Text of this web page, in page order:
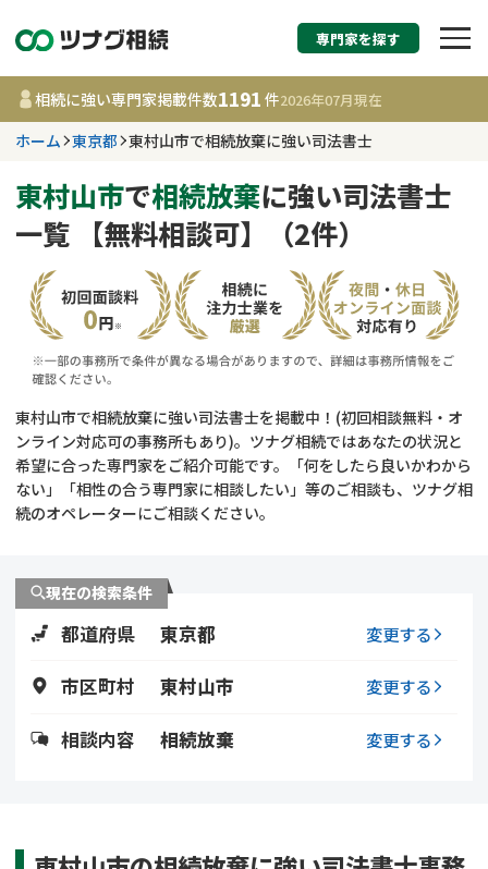
相続税申告・相続手
す
東京都
事務所 1191
相談内容で探す
相続登記
遺留分侵害額請求
コラム
相続手続き
専門家を探す
相続に強い専門家掲載件数1191 件2026年07月現在
ホーム 東京都 東村山市で相続放棄に強い司法書士
東村山市で相続放棄に強い司法書士
一覧 【無料相談可】（2件）
東村山市で相続放棄に強い司法書士を掲載中！(初回相談無料・オ
ンライン対応可の事務所もあり)。ツナグ相続ではあなたの状況と
希望に合った専門家をご紹介可能です。「何をしたら良いかわから
ない」「相性の合う専門家に相談したい」等のご相談も、ツナグ相
続のオペレーターにご相談ください。
現在の検索条件
都道府県 東京都 変更する
市区町村 東村山市 変更する
相談内容 相続放棄 変更する